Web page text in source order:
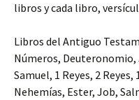
libros y cada libro,
Libros del Antiguo
Números, Deuteronomio,
Samuel, 1 Reyes, 2
Nehemías, Ester, Job,